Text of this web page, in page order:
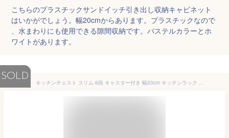
こちらのプラスチックサンドイッチ引き出し収納キャビネット
はいかがでしょう。幅20cmからあります。プラスチックなので
、水まわりにも使用できる隙間収納です。パステルカラーとホ
ワイトがあります。
SOLD
キッチンチェスト スリム 6段 キャスター付き 幅20cm キッチンラック 収納 キッチン収納 隙間 送料無料 キッチン 隙間収納 棚 調味料ラック 台所ラック 小物 組立不要 白 ホワイト すき間